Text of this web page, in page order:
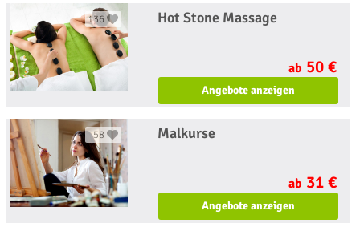
136 Hot Stone Massage
ab 50 €
Angebote anzeigen
58 Malkurse
ab 31 €
Angebote anzeigen